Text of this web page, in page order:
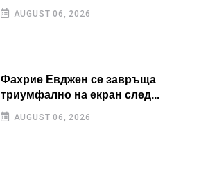
AUGUST 06, 2026
Фахрие Евджен се завръща
триумфално на екран след...
AUGUST 06, 2026